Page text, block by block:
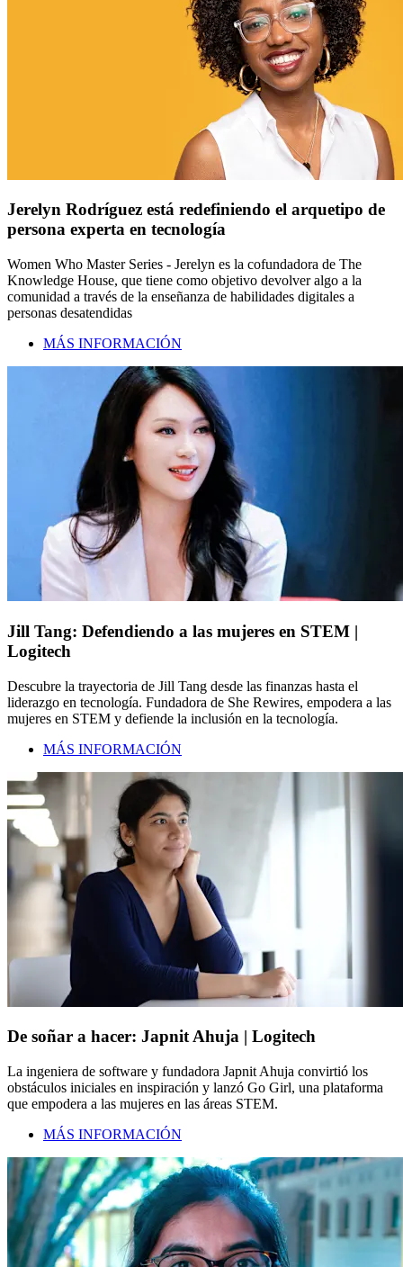
Jerelyn Rodríguez está redefiniendo el arquetipo de
persona experta en tecnología
Women Who Master Series - Jerelyn es la cofundadora de The
Knowledge House, que tiene como objetivo devolver algo a la
comunidad a través de la enseñanza de habilidades digitales a
personas desatendidas
MÁS INFORMACIÓN
Jill Tang: Defendiendo a las mujeres en STEM |
Logitech
Descubre la trayectoria de Jill Tang desde las finanzas hasta el
liderazgo en tecnología. Fundadora de She Rewires, empodera a las
mujeres en STEM y defiende la inclusión en la tecnología.
MÁS INFORMACIÓN
De soñar a hacer: Japnit Ahuja | Logitech
La ingeniera de software y fundadora Japnit Ahuja convirtió los
obstáculos iniciales en inspiración y lanzó Go Girl, una plataforma
que empodera a las mujeres en las áreas STEM.
MÁS INFORMACIÓN